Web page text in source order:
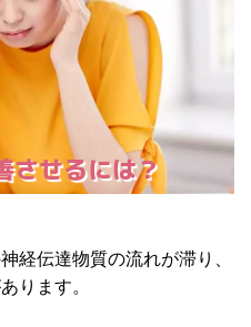
させるには？
経伝達物質の流れが滞り、
ります。